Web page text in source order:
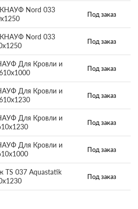
Nord 033
Под заказ
Nord 033
Под заказ
Для Кровли и
Под заказ
Для Кровли и
Под заказ
Для Кровли и
Под заказ
Для Кровли и
Под заказ
ТS 037 Aquastatik
Под заказ